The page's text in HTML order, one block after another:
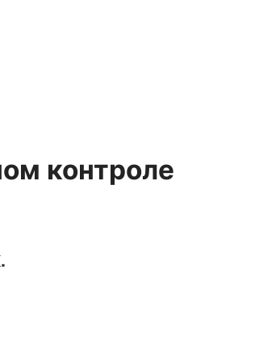
контроле